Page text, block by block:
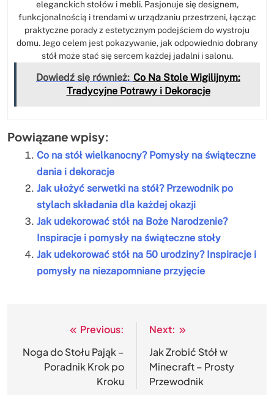
eleganckich stołów i mebli. Pasjonuje się designem,
funkcjonalnością i trendami w urządzaniu przestrzeni, łącząc
praktyczne porady z estetycznym podejściem do wystroju
domu. Jego celem jest pokazywanie, jak odpowiednio dobrany
stół może stać się sercem każdej jadalni i salonu.
Dowiedź się również: Co Na Stole Wigilijnym:
Tradycyjne Potrawy i Dekoracje
Powiązane wpisy:
Co na stół wielkanocny? Pomysły na świąteczne
dania i dekoracje
Jak ułożyć serwetki na stół? Przewodnik po
stylach składania dla każdej okazji
Jak udekorować stół na Boże Narodzenie?
Inspiracje i pomysły na świąteczne stoły
Jak udekorować stół na 50 urodziny? Inspiracje i
pomysły na niezapomniane przyjęcie
Nawigacja
wpisu
Previous:
Noga do Stołu Pająk –
Poradnik Krok po
Kroku
Next:
Jak Zrobić Stół w
Minecraft – Prosty
Przewodnik